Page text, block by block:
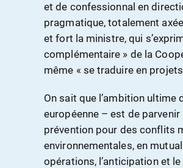
et de confessionnal en
pragmatique, totalement
et fort la ministre, qui
complémentaire » de la
même « se traduire en projets
On sait que l’ambition ultime
européenne – est de parvenir
prévention pour des conflits
environnementales, en
opérations, l’anticipation et